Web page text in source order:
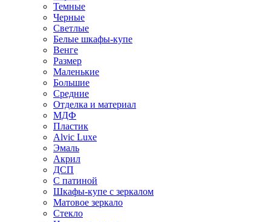
Темные
Черные
Светлые
Белые шкафы-купе
Венге
Размер
Маленькие
Большие
Средние
Отделка и материал
МДФ
Пластик
Alvic Luxe
Эмаль
Акрил
ДСП
С патиной
Шкафы-купе с зеркалом
Матовое зеркало
Стекло